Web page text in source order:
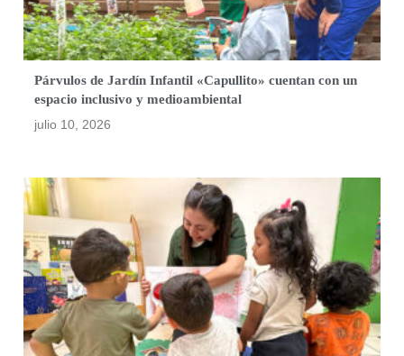
Párvulos de Jardín Infantil «Capullito» cuentan con un
espacio inclusivo y medioambiental
julio 10, 2026